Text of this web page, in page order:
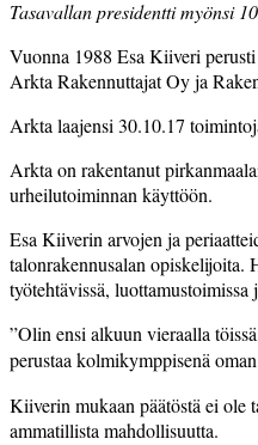
Tasavallan presidentti myönsi
Vuonna 1988 Esa Kiiveri
Arkta Rakennuttajat Oy ja
Arkta laajensi 30.10.17
Arkta on rakentanut
urheilutoiminnan käyttöön.
Esa Kiiverin arvojen ja
talonrakennusalan opiskelijoita.
työtehtävissä, luottamustoimissa
”Olin ensi alkuun vieraalla
perustaa kolmikymppisenä
Kiiverin mukaan päätöstä ei ole
ammatillista mahdollisuutta.